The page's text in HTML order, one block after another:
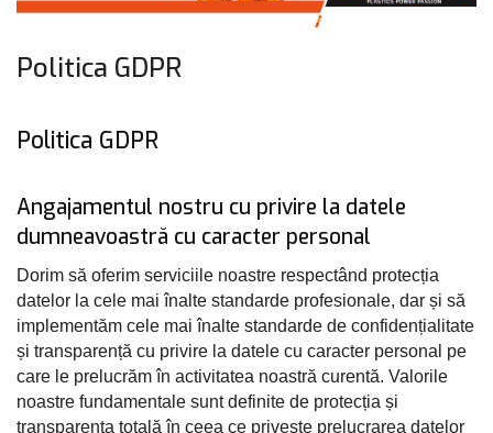
Politica GDPR
Politica GDPR
Angajamentul nostru cu privire la datele
dumneavoastră cu caracter personal
Dorim să oferim serviciile noastre respectând protecția
datelor la cele mai înalte standarde profesionale, dar și să
implementăm cele mai înalte standarde de confidențialitate
și transparență cu privire la datele cu caracter personal pe
care le prelucrăm în activitatea noastră curentă. Valorile
noastre fundamentale sunt definite de protecția și
transparența totală în ceea ce privește prelucrarea datelor